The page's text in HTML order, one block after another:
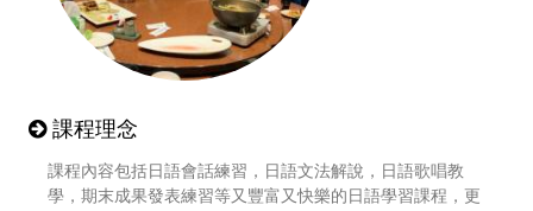
課程理念
課程內容包括日語會話練習，日語文法解說，日語歌唱教
學，期末成果發表練習等又豐富又快樂的日語學習課程，更